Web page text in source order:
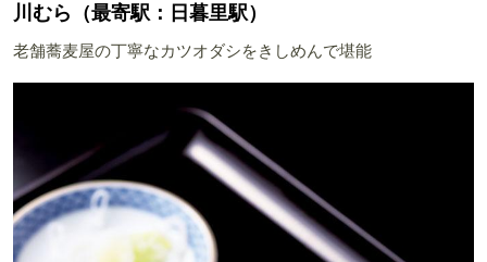
川むら（最寄駅：日暮里駅）
老舗蕎麦屋の丁寧なカツオダシをきしめんで堪能